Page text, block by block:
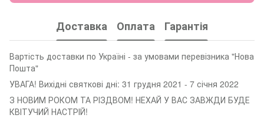
Доставка Оплата Гарантія
Вартість доставки по Україні - за умовами перевізника "Нова
Пошта"
УВАГА! Вихідні святкові дні: 31 грудня 2021 - 7 січня 2022
З НОВИМ РОКОМ ТА РІЗДВОМ! НЕХАЙ У ВАС ЗАВЖДИ БУДЕ
КВІТУЧИЙ НАСТРІЙ!